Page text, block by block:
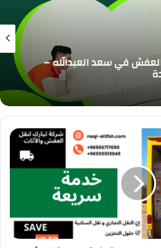
في سعد العبدالله –
في الكويت: أفضل